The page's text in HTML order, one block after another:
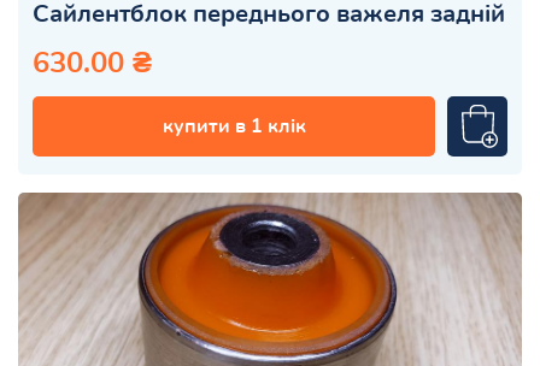
Сайлентблок переднього важеля задній
630.00 ₴
купити в 1 клік